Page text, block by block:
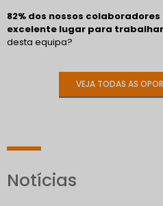
82% dos nossos
excelente lugar para trabalhar
desta equipa?
VEJA TODAS AS
Notícias